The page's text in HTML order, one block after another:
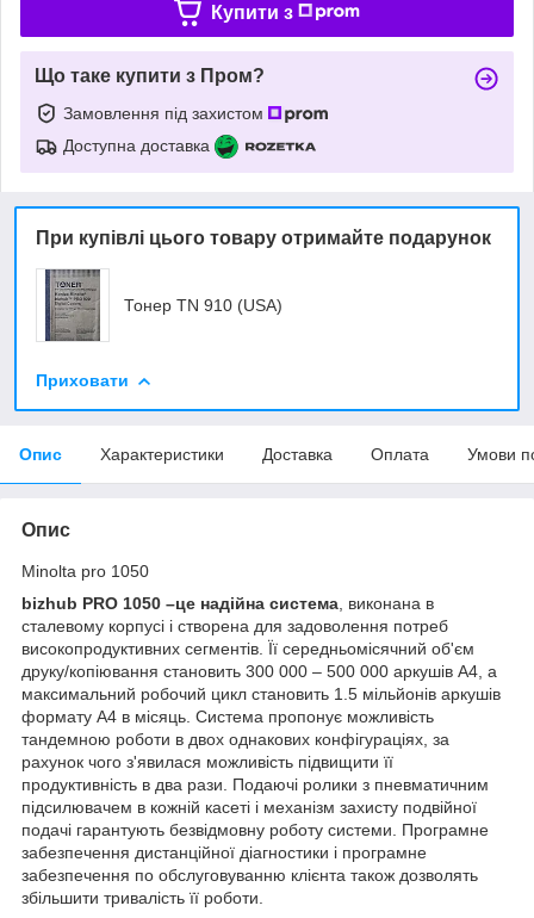
Купити з
Що таке купити з Пром?
Замовлення під захистом
Доступна доставка
При купівлі цього товару отримайте подарунок
Тонер TN 910 (USA)
Приховати
Опис Характеристики Доставка Оплата Умови
Опис
Minolta pro 1050
bizhub PRO 1050 –це надійна система , виконана в
сталевому корпусі і створена для задоволення потреб
високопродуктивних сегментів. Її середньомісячний об'єм
друку/копіювання становить 300 000 – 500 000 аркушів A4, а
максимальний робочий цикл становить 1.5 мільйонів аркушів
формату A4 в місяць. Система пропонує можливість
тандемною роботи в двох однакових конфігураціях, за
рахунок чого з'явилася можливість підвищити її
продуктивність в два рази. Подаючі ролики з пневматичним
підсилювачем в кожній касеті і механізм захисту подвійної
подачі гарантують безвідмовну роботу системи. Програмне
забезпечення дистанційної діагностики і програмне
забезпечення по обслуговуванню клієнта також дозволять
збільшити тривалість її роботи.